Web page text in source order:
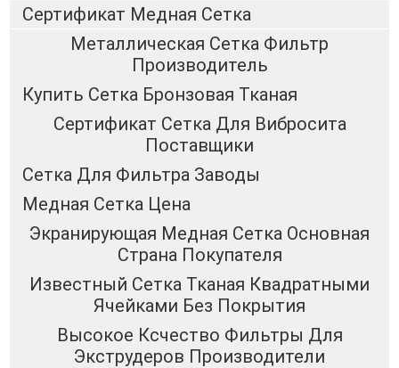
Сертификат Медная Сетка
Металлическая Сетка Фильтр
Производитель
Купить Сетка Бронзовая Тканая
Сертификат Сетка Для Вибросита
Поставщики
Сетка Для Фильтра Заводы
Медная Сетка Цена
Экранирующая Медная Сетка Основная
Страна Покупателя
Известный Сетка Тканая Квадратными
Ячейками Без Покрытия
Высокое Ксчество Фильтры Для
Экструдеров Производители